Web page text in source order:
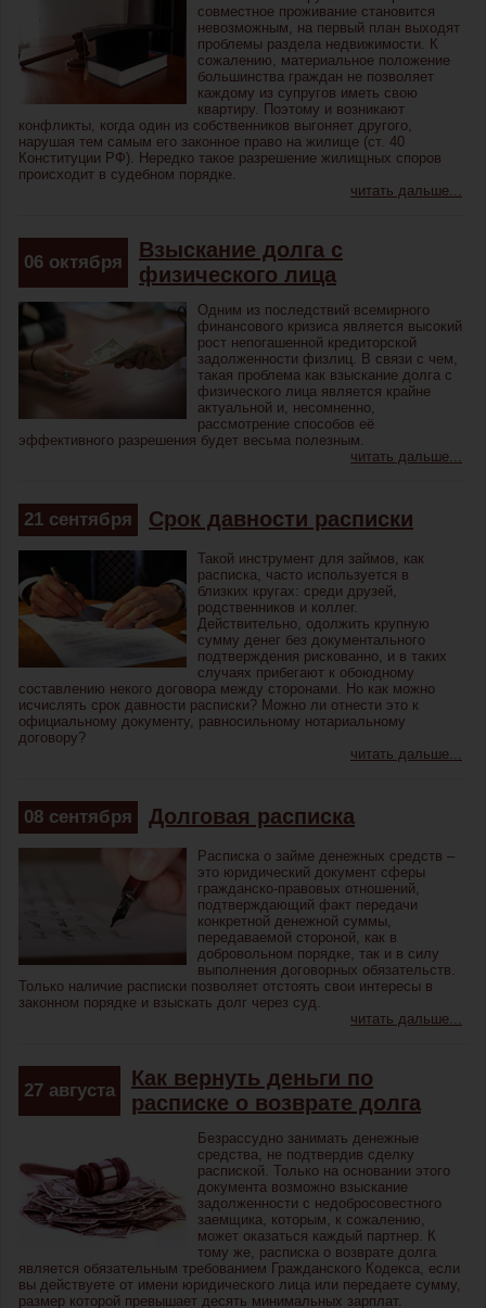
совместное проживание становится
невозможным, на первый план выходят
проблемы раздела недвижимости. К
сожалению, материальное положение
большинства граждан не позволяет
каждому из супругов иметь свою
квартиру. Поэтому и возникают
конфликты, когда один из собственников выгоняет другого,
нарушая тем самым его законное право на жилище (ст. 40
Конституции РФ). Нередко такое разрешение жилищных споров
происходит в судебном порядке.
читать дальше...
06 октября
Взыскание долга с
физического лица
Одним из последствий всемирного
финансового кризиса является высокий
рост непогашенной кредиторской
задолженности физлиц. В связи с чем,
такая проблема как взыскание долга с
физического лица является крайне
актуальной и, несомненно,
рассмотрение способов её
эффективного разрешения будет весьма полезным.
читать дальше...
21 сентября Срок давности расписки
Такой инструмент для займов, как
расписка, часто используется в
близких кругах: среди друзей,
родственников и коллег.
Действительно, одолжить крупную
сумму денег без документального
подтверждения рискованно, и в таких
случаях прибегают к обоюдному
составлению некого договора между сторонами. Но как можно
исчислять срок давности расписки? Можно ли отнести это к
официальному документу, равносильному нотариальному
договору?
читать дальше...
08 сентября Долговая расписка
Расписка о займе денежных средств –
это юридический документ сферы
гражданско-правовых отношений,
подтверждающий факт передачи
конкретной денежной суммы,
передаваемой стороной, как в
добровольном порядке, так и в силу
выполнения договорных обязательств.
Только наличие расписки позволяет отстоять свои интересы в
законном порядке и взыскать долг через суд.
читать дальше...
27 августа
Как вернуть деньги по
расписке о возврате долга
Безрассудно занимать денежные
средства, не подтвердив сделку
распиской. Только на основании этого
документа возможно взыскание
задолженности с недобросовестного
заемщика, которым, к сожалению,
может оказаться каждый партнер. К
тому же, расписка о возврате долга
является обязательным требованием Гражданского Кодекса, если
вы действуете от имени юридического лица или передаете сумму,
размер которой превышает десять минимальных зарплат.